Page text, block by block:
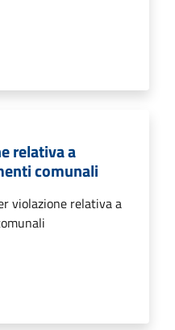
relativa a
comunali
violazione relativa a